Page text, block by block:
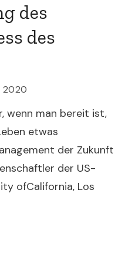
des
des
2020
wenn man bereit ist,
etwas
der Zukunft
der US-
ofCalifornia, Los